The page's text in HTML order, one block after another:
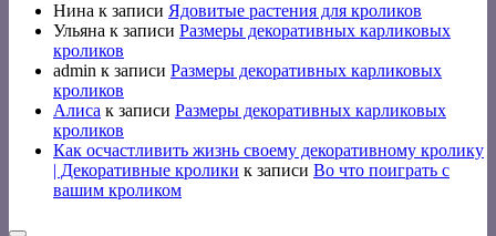
Нина к записи Ядовитые растения для кроликов
Ульяна к записи Размеры декоративных карликовых
кроликов
admin к записи Размеры декоративных карликовых
кроликов
Алиса к записи Размеры декоративных карликовых
кроликов
Как осчастливить жизнь своему декоративному кролику
| Декоративные кролики к записи Во что поиграть с
вашим кроликом